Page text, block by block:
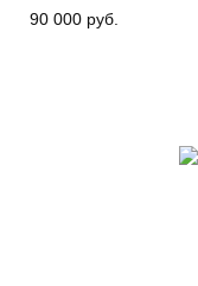
90 000 руб.